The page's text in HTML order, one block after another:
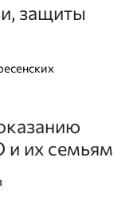
защиты
их семьям